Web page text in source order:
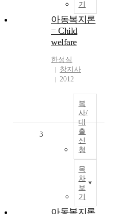
기
아동복지론
= Child
welfare
한성심
창지사
2012
복
사/
대
출
신
청
목
차
보
기
3